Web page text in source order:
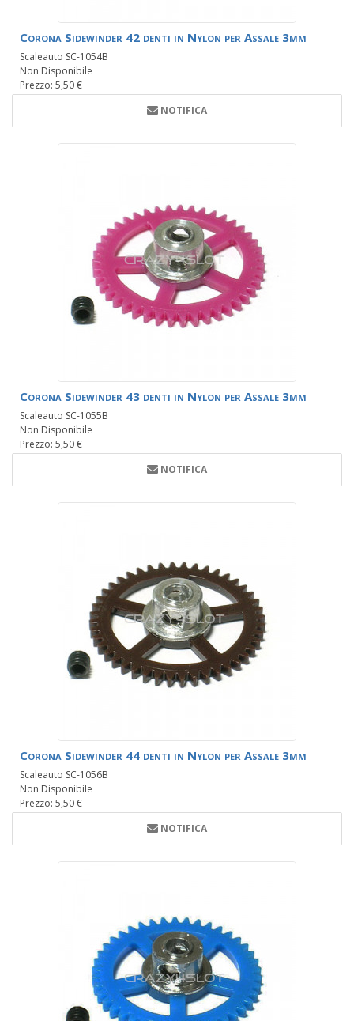
Corona Sidewinder 42 denti in Nylon per Assale 3mm
Scaleauto SC-1054B
Non Disponibile
Prezzo: 5,50 €
NOTIFICA
Corona Sidewinder 43 denti in Nylon per Assale 3mm
Scaleauto SC-1055B
Non Disponibile
Prezzo: 5,50 €
NOTIFICA
Corona Sidewinder 44 denti in Nylon per Assale 3mm
Scaleauto SC-1056B
Non Disponibile
Prezzo: 5,50 €
NOTIFICA